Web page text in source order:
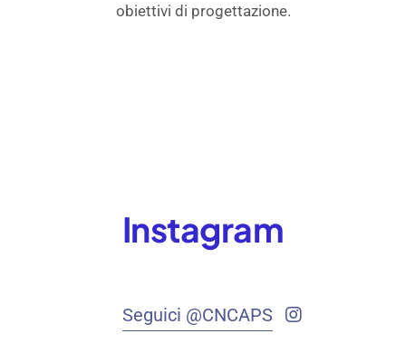
obiettivi di progettazione.
Instagram
Seguici @CNCAPS